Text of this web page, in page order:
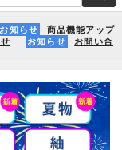
お知らせ
商品機能アップ
お知らせ
お問い合